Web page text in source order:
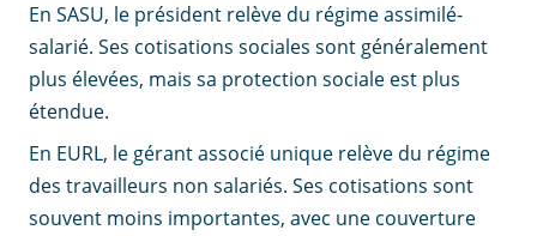
En SASU, le président relève du régime assimilé-
salarié. Ses cotisations sociales sont généralement
plus élevées, mais sa protection sociale est plus
étendue.
En EURL, le gérant associé unique relève du régime
des travailleurs non salariés. Ses cotisations sont
souvent moins importantes, avec une couverture